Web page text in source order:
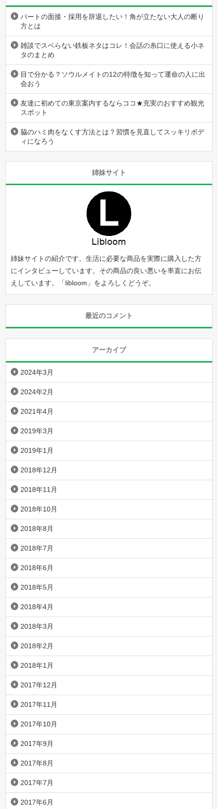
パートの面接・採用を辞退したい！角が立たない大人の断り
方とは
雑談でスベらない鉄板ネタはコレ！会話の糸口に使える小ネ
タのまとめ
目で分かる？ソウルメイトの12の特徴を知って運命の人に出
会おう
友達に初めての東京案内するならココ★充実のおすすめ観光
スポット
脇のハミ肉をなくす方法とは？習慣を見直してスッキリボデ
ィになろう
姉妹サイト
姉妹サイトの紹介です。生活に必要な商品を実際に購入した方
にインタビューしています。その商品の良い悪いを率直にお伝
えしています。「libloom 」をよろしくどうぞ。
最近のコメント
アーカイブ
2024年3月
2024年2月
2021年4月
2019年3月
2019年1月
2018年12月
2018年11月
2018年10月
2018年8月
2018年7月
2018年6月
2018年5月
2018年4月
2018年3月
2018年2月
2018年1月
2017年12月
2017年11月
2017年10月
2017年9月
2017年8月
2017年7月
2017年6月